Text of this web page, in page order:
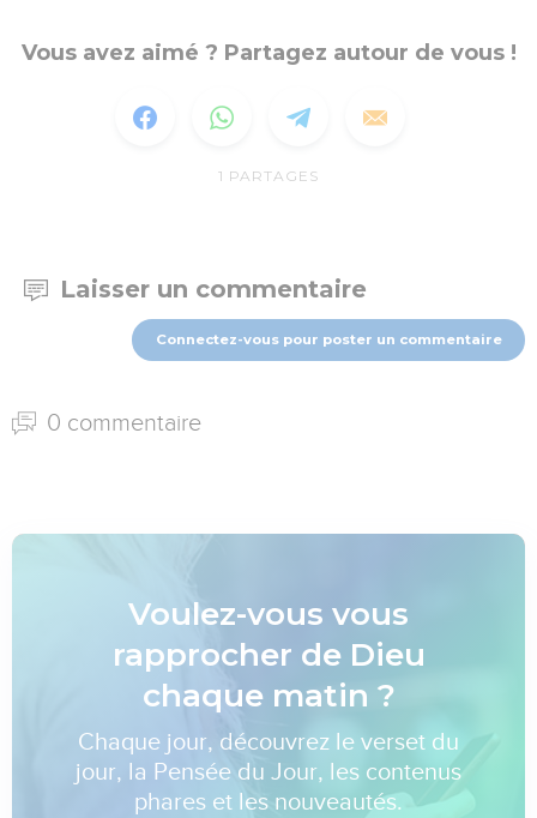
Vous avez aimé ? Partagez autour de vous !
1 PARTAGES
Laisser un commentaire
Connectez-vous pour poster un commentaire
0 commentaire
Voulez-vous vous
rapprocher de Dieu
chaque matin ?
Chaque jour, découvrez le verset du
jour, la Pensée du Jour, les contenus
phares et les nouveautés.